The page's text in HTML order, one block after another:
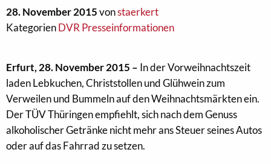
28. November 2015vonstaerkert
KategorienDVR Presseinformationen
Erfurt, 28. November 2015 – In der Vorweihnachtszeit
laden Lebkuchen, Christstollen und Glühwein zum
Verweilen und Bummeln auf den Weihnachtsmärkten ein.
Der TÜV Thüringen empfiehlt, sich nach dem Genuss
alkoholischer Getränke nicht mehr ans Steuer seines Autos
oder auf das Fahrrad zu setzen.